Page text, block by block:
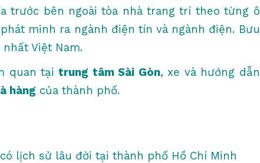
trước bên ngoài tòa nhà trang trí theo từng ô
minh ra ngành điện tín và ngành điện. Bưu
Việt Nam.
quan tạitrung tâm Sài Gòn, xe và hướng dẫn
hàng của thành phố.
lịch sử lâu đời tại thành phố Hồ Chí Minh